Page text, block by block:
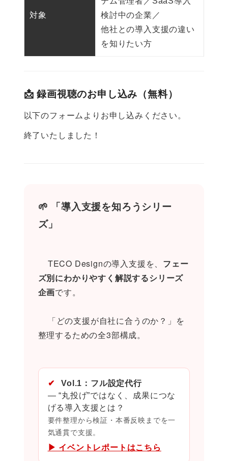
対象
検討中の企業／
他社との導入支援の違い
を知りたい方
📩 録画視聴のお申し込み（無料）
以下のフォームよりお申し込みください。
終了いたしました！
🌱 「導入支援を知ろうシリー
ズ」
    TECO Designの導入支援を、
フェー
ズ別にわかりやすく解説するシリーズ
企画です。
整理するための全3部構成。
✔
Vol.1：フル設定代行
― “丸投げ”ではなく、成果につな
げる導入支援とは？
要件整理から検証・本番反映までを一
気通貫で支援。
▶ イベントレポートはこちら